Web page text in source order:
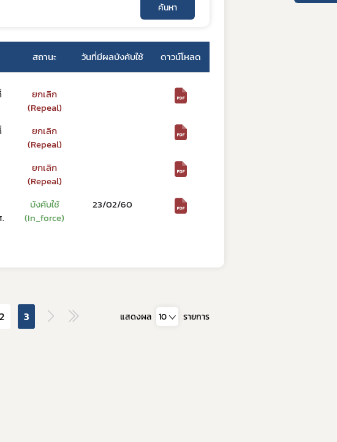
ค้นหา
สถานะ วันที่มีผลบังคับใช้ ดาวน์โหลด
ยกเลิก
(Repeal)
ยกเลิก
(Repeal)
ยกเลิก
(Repeal)
บังคับใช้
(In_force)
23/02/60
2 3 แสดงผล 10 รายการ